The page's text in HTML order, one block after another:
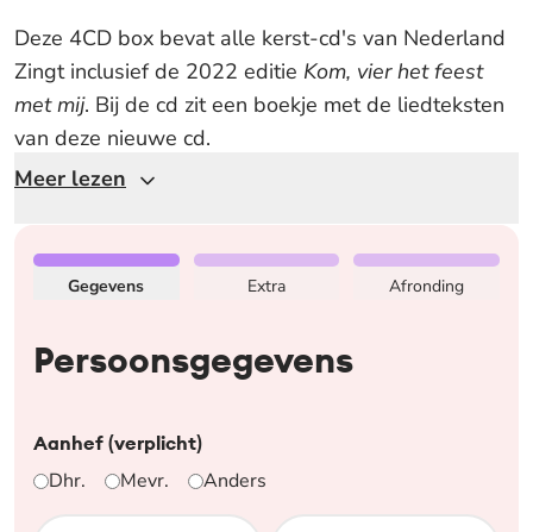
Deze 4CD box bevat alle kerst-cd's van Nederland
Zingt inclusief de 2022 editie Kom, vier het feest
met mij. Bij de cd zit een boekje met de liedteksten
van deze nieuwe cd.
Nu voor maar 9,50. OP = OP!
Meer lezen
Bestellen 4CD box Nederland Zingt - Kom, vier het
Gegevens Extra Afronding
Persoonsgegevens
Aanhef (verplicht)
Dhr. Mevr. Anders